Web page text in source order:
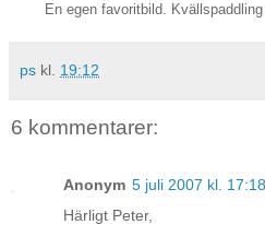
En egen favoritbild.
ps kl. 19:12
6 kommentarer:
Anonym 5 juli 2007 kl. 17:18
Härligt Peter,